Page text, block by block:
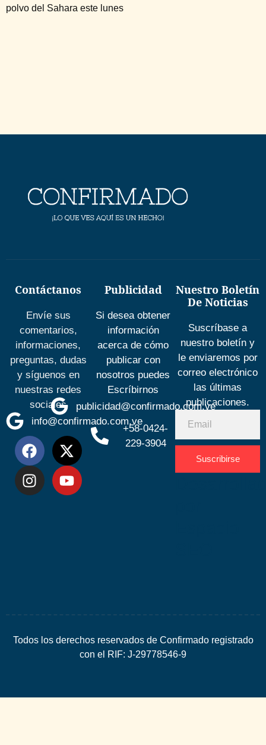
polvo del Sahara este lunes
Contáctanos
Envíe sus
comentarios,
informaciones,
preguntas, dudas
y síguenos en
nuestras redes
sociales
info@confirmado.com.ve
Publicidad
Si desea obtener
información
acerca de cómo
publicar con
nosotros puedes
Escríbirnos
publicidad@confirmado.com.ve
+58-0424-
229-3904
Nuestro Boletín
De Noticias
Suscríbase a
nuestro boletín y
le enviaremos por
correo electrónico
las últimas
publicaciones.
Suscribirse
Todos los derechos reservados de Confirmado registrado
con el RIF: J-29778546-9